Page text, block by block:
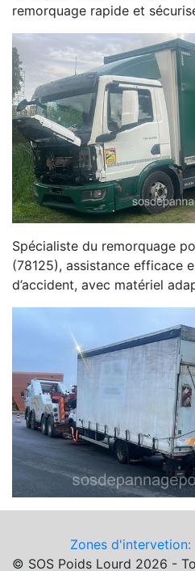
remorquage rapide et
Spécialiste du remorquage
(78125), assistance efficace
d’accident, avec matériel
Zones
© SOS Poids Lourd 2026 -